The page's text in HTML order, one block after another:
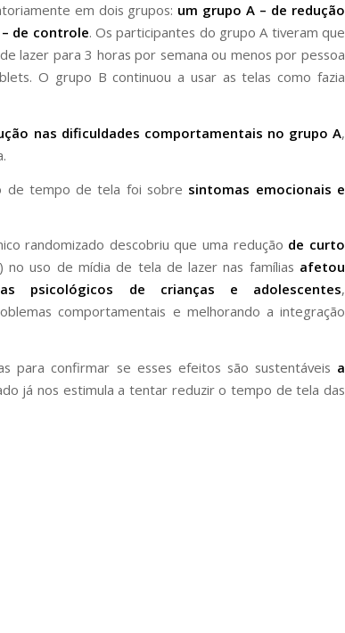
em dois grupos: um grupo A – de redução
de controle. Os participantes do grupo A tiveram que
lazer para 3 horas por semana ou menos por pessoa
O grupo B continuou a usar as telas como fazia
nas dificuldades comportamentais no grupo A,
de tempo de tela foi sobre sintomas emocionais e
randomizado descobriu que uma redução de curto
no uso de mídia de tela de lazer nas famílias afetou
psicológicos de crianças e adolescentes,
comportamentais e melhorando a integração
para confirmar se esses efeitos são sustentáveis a
já nos estimula a tentar reduzir o tempo de tela das